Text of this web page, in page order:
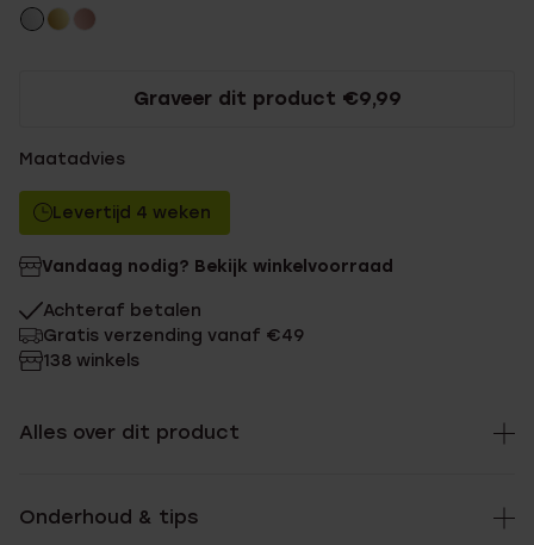
Graveer dit product €9,99
Maatadvies
Levertijd 4 weken
Vandaag nodig? Bekijk winkelvoorraad
Achteraf betalen
Gratis verzending vanaf €49
138 winkels
Alles over dit product
Onderhoud & tips